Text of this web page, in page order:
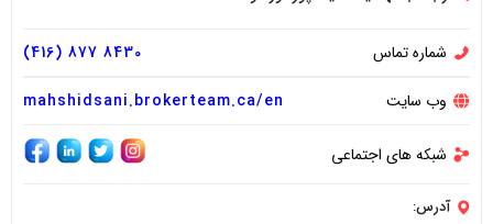
شماره تماس
8430 877 (416)
وب سایت
mahshidsani.brokerteam.ca/en
شبکه های اجتماعی
آدرس: